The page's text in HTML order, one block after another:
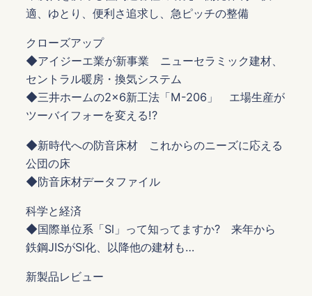
適、ゆとり、便利さ追求し、急ピッチの整備
クローズアップ
◆アイジーエ業が新事業 ニューセラミック建材、
セントラル暖房・換気システム
◆三井ホームの2×6新工法「M-206」 エ場生産が
ツーバイフォーを変える!?
◆新時代への防音床材 これからのニーズに応える
公団の床
◆防音床材データファイル
科学と経済
◆国際単位系「Sl」って知ってますか? 来年から
鉄鋼JISがSl化、以降他の建材も…
新製品レビュー